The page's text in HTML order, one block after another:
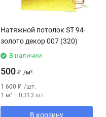
Натяжной потолок SТ 94-
золото декор 007 (320)
В наличии
500 ₽ /м²
1 600 ₽ /шт.
1 м² = 0,313 шт.
В корзину